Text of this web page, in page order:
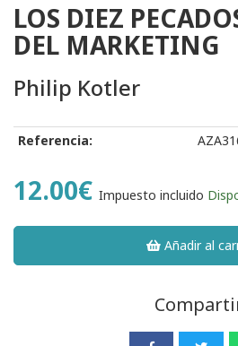
LOS DIEZ
DEL MARKETING
Philip Kotler
Referencia:
12.00€ Impuesto incluido
Añadir al